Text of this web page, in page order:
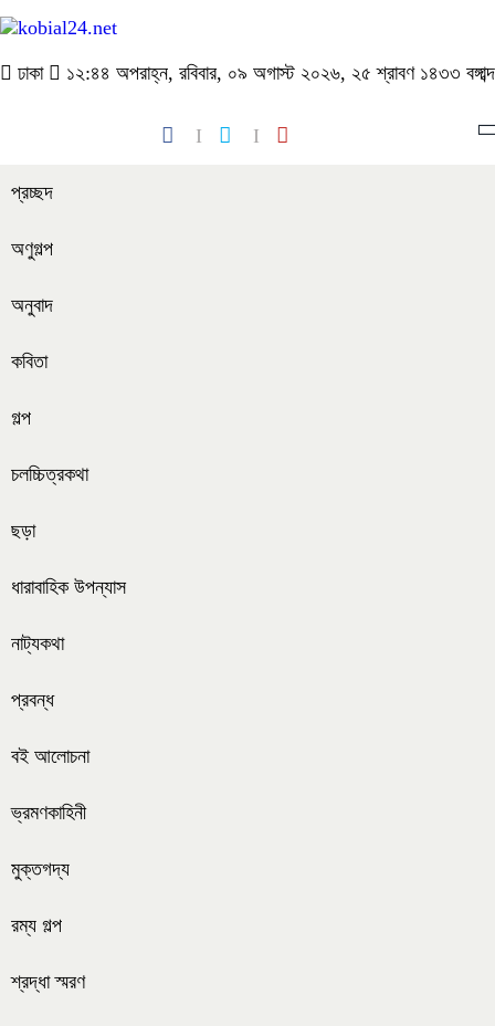
ঢাকা ১২:৪৪ অপরাহ্ন, রবিবার, ০৯ অগাস্ট ২০২৬, ২৫ শ্রাবণ ১৪৩৩ বঙ্গাব্দ
প্রচ্ছদ
অণুগল্প
অনুবাদ
কবিতা
গল্প
চলচ্চিত্রকথা
ছড়া
ধারাবাহিক উপন্যাস
নাট্যকথা
প্রবন্ধ
বই আলোচনা
ভ্রমণকাহিনী
মুক্তগদ্য
রম্য গল্প
শ্রদ্ধা স্মরণ